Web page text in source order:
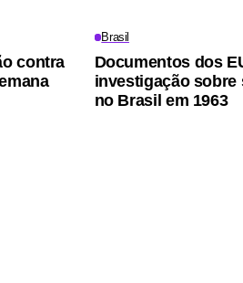
contra
Brasil
Documentos dos
investigação sobre
no Brasil em 1963